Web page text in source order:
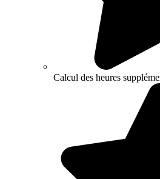
Calcul des heures